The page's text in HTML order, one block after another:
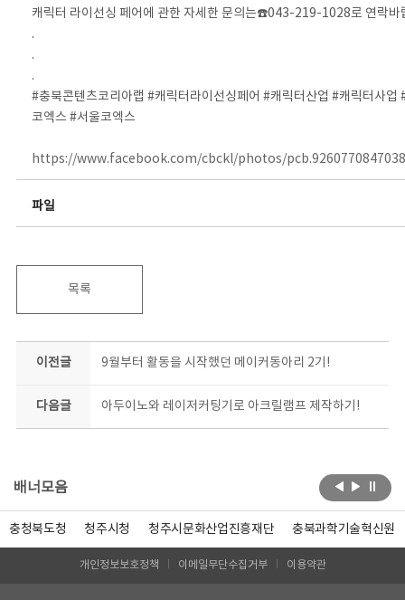
캐릭터 라이선싱 페어에 관한 자세한 문의는☎️043-219-1028로 연락바
.
.
.
#충북콘텐츠코리아랩 #캐릭터라이선싱페어 #캐릭터산업 #캐릭터사업
코엑스 #서울코엑스
https://www.facebook.com/cbckl/photos/
파일
목록
이전글 9월부터 활동을 시작했던 메이커동아리 2기!
다음글 아두이노와 레이저커팅기로 아크릴램프 제작하기!
배너모음
충청북도청 청주시청 청주시문화산업진흥재단 충북과학기술혁신원
개인정보보호정책 이메일무단수집거부 이용약관